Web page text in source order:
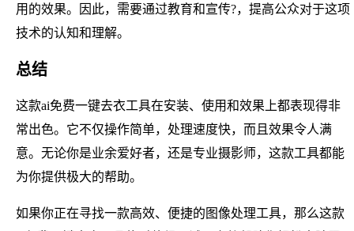
用的效果。因此，需要通过教育和宣传?，提高公众对于这项
技术的认知和理解。
总结
这款ai免费一键去衣工具在安装、使用和效果上都表现得非
常出色。它不仅操作简单，处理速度快，而且效果令人满
意。无论你是业余爱好者，还是专业摄影师，这款工具都能
为你提供极大的帮助。
如果你正在寻找一款高效、便捷的图像处理工具，那么这款